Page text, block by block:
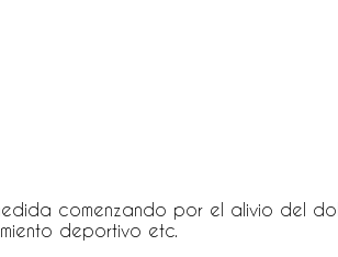
comenzando por el alivio del
deportivo etc.